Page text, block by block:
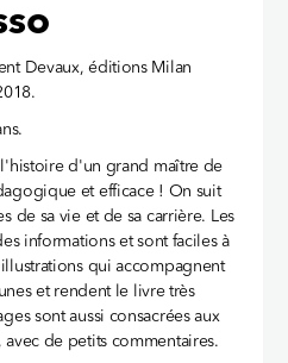
Devaux, éditions Milan
d'un grand maître de
et efficace ! On suit
de sa vie et de sa carrière. Les
informations et sont faciles à
qui accompagnent
et rendent le livre très
sont aussi consacrées aux
de petits commentaires.